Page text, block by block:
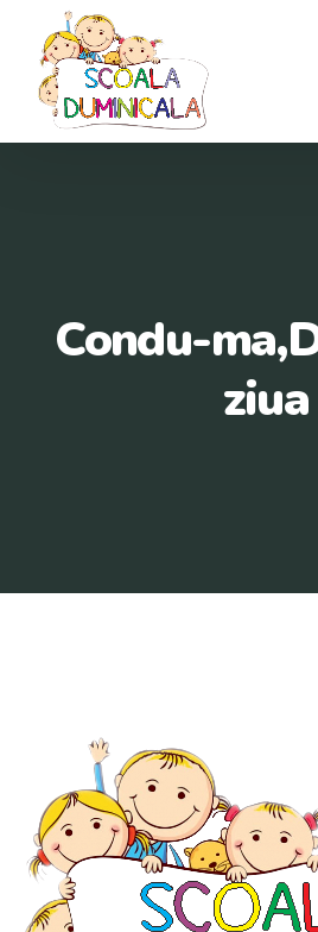
Condu-
ziua